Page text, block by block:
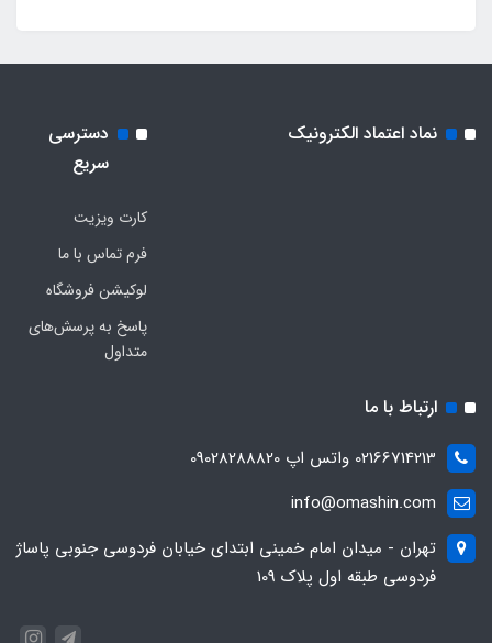
نماد اعتماد الکترونیک
دسترسی
سریع
کارت ویزیت
فرم تماس با ما
لوکیشن فروشگاه
پاسخ به پرسش‌های
متداول
ارتباط با ما
02166714213 واتس اپ 09028288820
info@omashin.com
تهران - میدان امام خمینی ابتدای خیابان فردوسی جنوبی پاساژ
فردوسی طبقه اول پلاک 109